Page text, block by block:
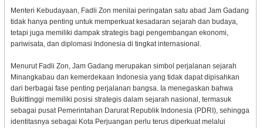
Menteri Kebudayaan, Fadli Zon menilai peringatan satu abad Jam Gadang
tidak hanya penting untuk memperkuat kesadaran sejarah dan budaya,
tetapi juga memiliki dampak strategis bagi pengembangan ekonomi,
pariwisata, dan diplomasi Indonesia di tingkat internasional.
Menurut Fadli Zon, Jam Gadang merupakan simbol perjalanan sejarah
Minangkabau dan kemerdekaan Indonesia yang tidak dapat dipisahkan
dari berbagai fase penting perjalanan bangsa. Ia menegaskan bahwa
Bukittinggi memiliki posisi strategis dalam sejarah nasional, termasuk
sebagai pusat Pemerintahan Darurat Republik Indonesia (PDRI), sehingga
identitasnya sebagai Kota Perjuangan perlu terus diperkuat melalui